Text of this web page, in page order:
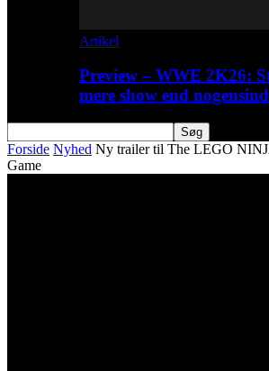
Artikel
Preview – WWE 2K26:
mere show end
Forside Nyhed Ny trailer til The LEGO
Game